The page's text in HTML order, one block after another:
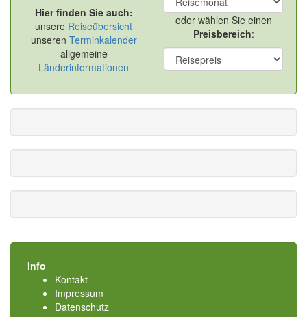
Hier finden Sie auch:
unsere Reiseübersicht
unseren Terminkalender
allgemeine
Länderinformationen
oder wählen Sie einen
Preisbereich:
Info
Kontakt
Impressum
Datenschutz